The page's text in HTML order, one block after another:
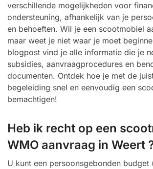
verschillende mogelijkheden voor
ondersteuning, afhankelijk van je
en behoeften. Wil je een scootmobiel
maar weet je niet waar je moet
blogpost vind je alle informatie die je
subsidies, aanvraagprocedures en
documenten. Ontdek hoe je met de
begeleiding snel en eenvoudig een
bemachtigen!
Heb ik recht op een
WMO aanvraag in Weert
U kunt een persoonsgebonden budget